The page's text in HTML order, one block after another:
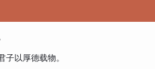
以厚德载物。